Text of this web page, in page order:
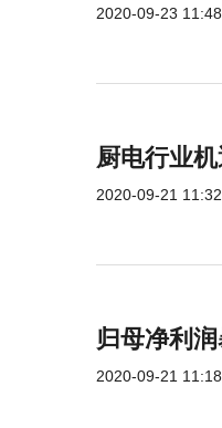
2020-09-23
厨电行业
2020-09-21
归母净利
2020-09-21